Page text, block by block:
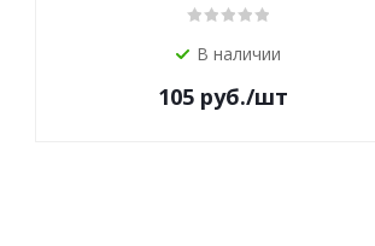
В наличии
105руб./шт